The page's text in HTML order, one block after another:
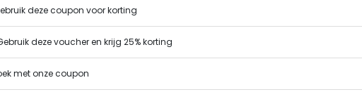
deze coupon voor korting
deze voucher en krijg 25% korting
met onze coupon